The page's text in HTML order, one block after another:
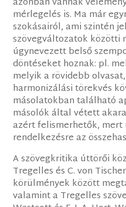
mérlegelés is. Ma már
szokásairól, ami szintén
szövegváltozatok közötti
úgynevezett belső
döntéseket hoznak: pl.
melyik a rövidebb
harmonizálási törekvés
másolatokban található
másolók által vétett
azért felismerhetők,
rendelkezésre az
A szövegkritika úttörői
Tregelles és C. von
körülmények között
valamint a Tregelles